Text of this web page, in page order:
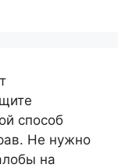
способ
Не нужно
на